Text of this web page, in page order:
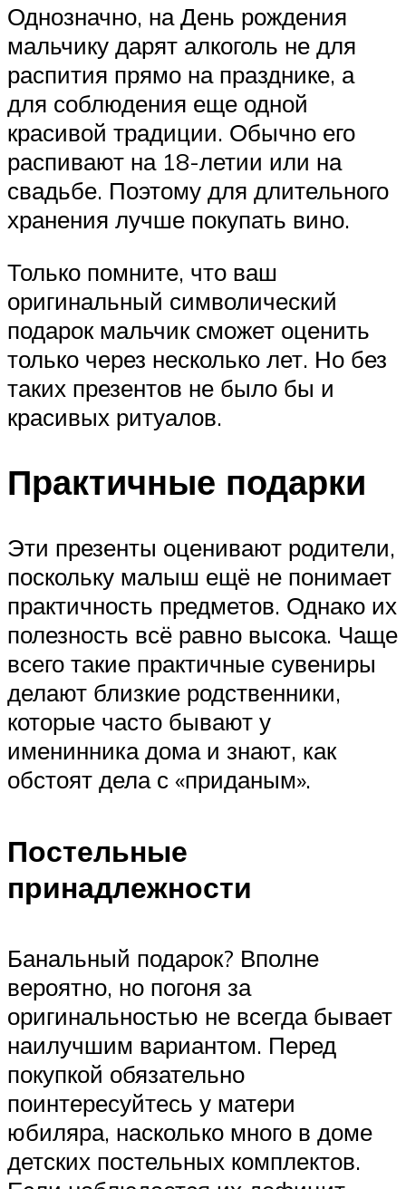
Однозначно, на День рождения
мальчику дарят алкоголь не для
распития прямо на празднике, а
для соблюдения еще одной
красивой традиции. Обычно его
распивают на 18-летии или на
свадьбе. Поэтому для длительного
хранения лучше покупать вино.
Только помните, что ваш
оригинальный символический
подарок мальчик сможет оценить
только через несколько лет. Но без
таких презентов не было бы и
красивых ритуалов.
Практичные подарки
Эти презенты оценивают родители,
поскольку малыш ещё не понимает
практичность предметов. Однако их
полезность всё равно высока. Чаще
всего такие практичные сувениры
делают близкие родственники,
которые часто бывают у
именинника дома и знают, как
обстоят дела с «приданым».
Постельные
принадлежности
Банальный подарок? Вполне
вероятно, но погоня за
оригинальностью не всегда бывает
наилучшим вариантом. Перед
покупкой обязательно
поинтересуйтесь у матери
юбиляра, насколько много в доме
детских постельных комплектов.